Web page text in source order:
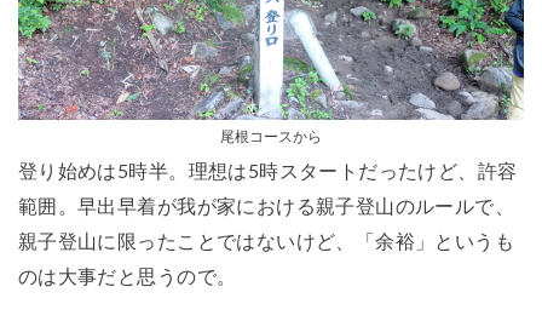
尾根コースから
登り始めは5時半。理想は5時スタートだったけど、許容
範囲。早出早着が我が家における親子登山のルールで、
親子登山に限ったことではないけど、「余裕」というも
のは大事だと思うので。